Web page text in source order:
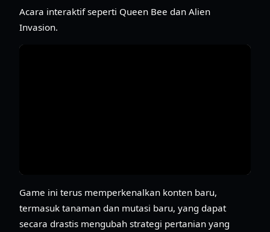
Acara interaktif seperti Queen Bee dan Alien
Invasion.
Game ini terus memperkenalkan konten baru,
termasuk tanaman dan mutasi baru, yang dapat
secara drastis mengubah strategi pertanian yang